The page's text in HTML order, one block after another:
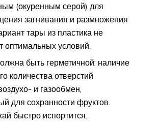
(окуренным серой) для
загнивания и размножения
тары из пластика не
оптимальных условий.
быть герметичной: наличие
количества отверстий
и газообмен,
для сохранности фруктов.
быстро испортится.